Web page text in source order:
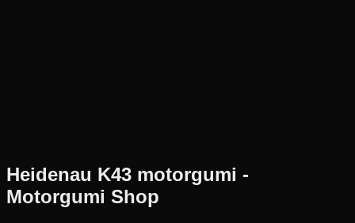
Heidenau K43 motorgumi -
Motorgumi Shop